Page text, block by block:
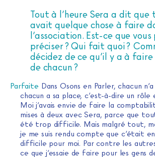
Tout à l’heure Sera a dit que
avait quelque chose à faire
l’association. Est-ce que
préciser ? Qui fait quoi ?
décidez de ce qu’il y a à
de chacun ?
Parfaite Dans Osons en Parler, chacun
chacun a sa place, c’est-à-dire un
Moi j’avais envie de faire la
mises à deux avec Sera, parce que
été trop difficile. Mais malgré tout,
je me suis rendu compte que c’était
difficile pour moi. Par contre les
ce que j’essaie de faire pour les gens